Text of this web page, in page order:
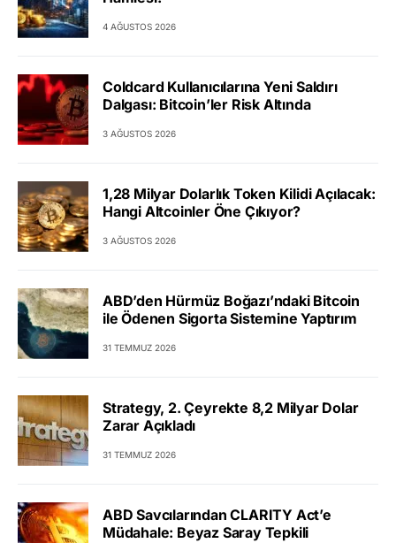
4 AĞUSTOS 2026
Coldcard Kullanıcılarına Yeni Saldırı
Dalgası: Bitcoin’ler Risk Altında
3 AĞUSTOS 2026
1,28 Milyar Dolarlık Token Kilidi Açılacak:
Hangi Altcoinler Öne Çıkıyor?
3 AĞUSTOS 2026
ABD’den Hürmüz Boğazı’ndaki Bitcoin
ile Ödenen Sigorta Sistemine Yaptırım
31 TEMMUZ 2026
Strategy, 2. Çeyrekte 8,2 Milyar Dolar
Zarar Açıkladı
31 TEMMUZ 2026
ABD Savcılarından CLARITY Act’e
Müdahale: Beyaz Saray Tepkili